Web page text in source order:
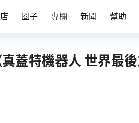
圈子 專欄 新聞 幫助
蓋特機器人 世界最